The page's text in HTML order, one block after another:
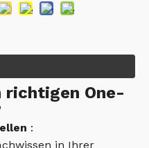
richtigen One-
:
in Ihrer